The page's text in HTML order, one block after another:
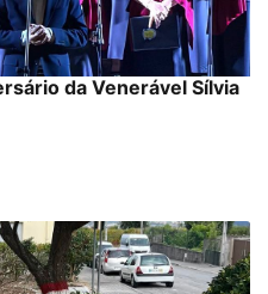
da Venerável Sílvia